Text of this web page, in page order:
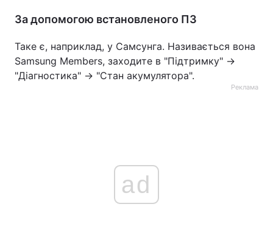
За допомогою встановленого ПЗ
Таке є, наприклад, у Самсунга. Називається вона
Samsung Members, заходите в "Підтримку" →
"Діагностика" → "Стан акумулятора".
Реклама
ad